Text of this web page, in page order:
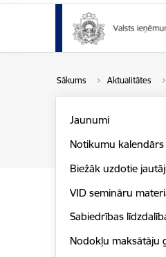
Sākums Aktualitātes
Jaunumi
Notikumu kalendārs
Biežāk uzdotie
VID semināru
Sabiedrības
Nodokļu maksātāju